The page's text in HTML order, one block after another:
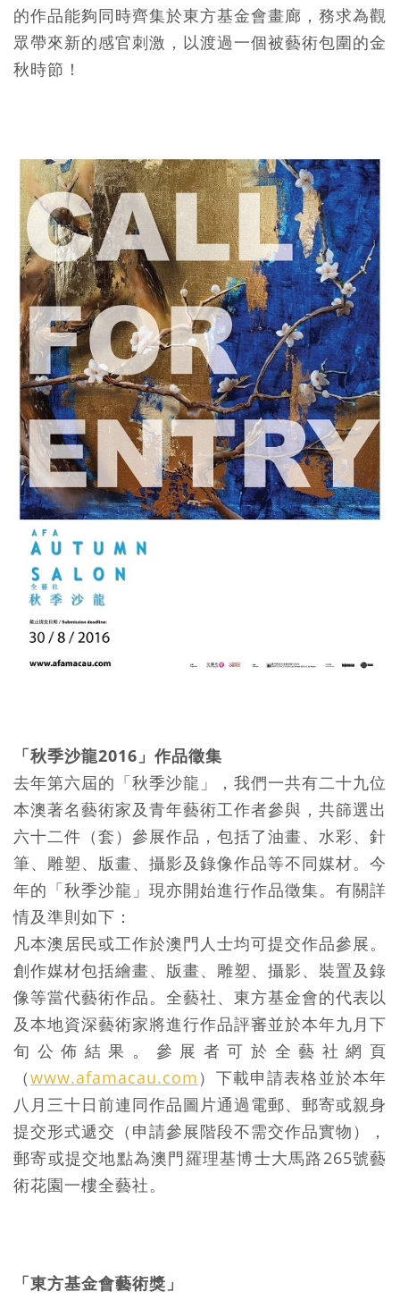
的作品能夠同時齊集於東方基金會畫廊，務求為觀
眾帶來新的感官刺激，以渡過一個被藝術包圍的金
秋時節！
「秋季沙龍2016」作品徵集
去年第六屆的「秋季沙龍」，我們一共有二十九位
本澳著名藝術家及青年藝術工作者參與，共篩選出
六十二件（套）參展作品，包括了油畫、水彩、針
筆、雕塑、版畫、攝影及錄像作品等不同媒材。今
年的「秋季沙龍」現亦開始進行作品徵集。有關詳
情及準則如下：
凡本澳居民或工作於澳門人士均可提交作品參展。
創作媒材包括繪畫、版畫、雕塑、攝影、裝置及錄
像等當代藝術作品。全藝社、東方基金會的代表以
及本地資深藝術家將進行作品評審並於本年九月下
旬公佈結果。參展者可於全藝社網頁
（www.afamacau.com ）下載申請表格並於本年
八月三十日前連同作品圖片通過電郵、郵寄或親身
提交形式遞交（申請參展階段不需交作品實物），
郵寄或提交地點為澳門羅理基博士大馬路265號藝
術花園一樓全藝社。
「東方基金會藝術獎」